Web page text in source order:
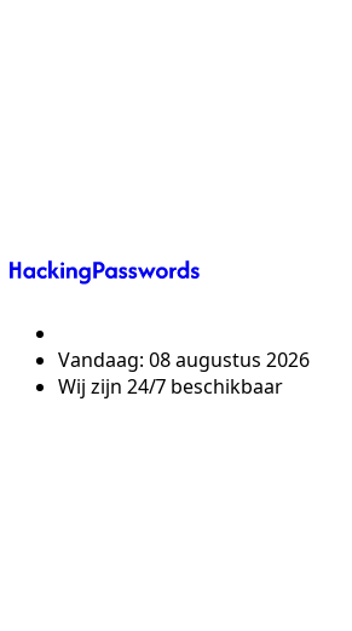
Vandaag: 08 augustus 2026
Wij zijn 24/7 beschikbaar